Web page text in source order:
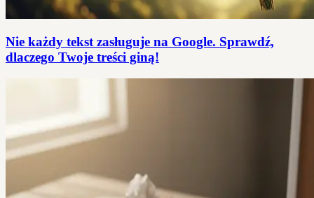
Nie każdy tekst zasługuje na Google. Sprawdź,
dlaczego Twoje treści giną!